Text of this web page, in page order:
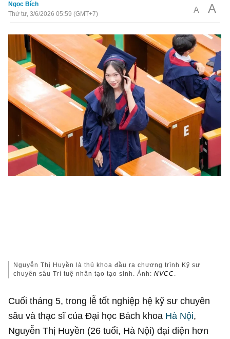
Ngọc Bích
Thứ tư, 3/6/2026 05:59 (GMT+7)
A A
Nguyễn Thị Huyền là thủ khoa đầu ra chương trình Kỹ sư
chuyên sâu Trí tuệ nhân tạo tạo sinh. Ảnh:NVCC.
Cuối tháng 5, trong lễ tốt nghiệp hệ kỹ sư chuyên
sâu và thạc sĩ của Đại học Bách khoa Hà Nội,
Nguyễn Thị Huyền (26 tuổi, Hà Nội) đại diện hơn